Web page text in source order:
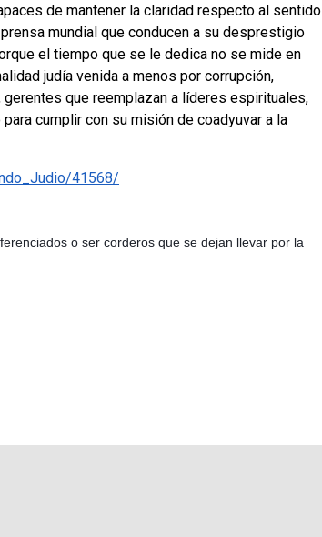
de mantener la claridad respecto al sentido
mundial que conducen a su desprestigio
el tiempo que se le dedica no se mide en
judía venida a menos por corrupción,
que reemplazan a líderes espirituales,
cumplir con su misión de coadyuvar a la
41568/
o ser corderos que se dejan llevar por la